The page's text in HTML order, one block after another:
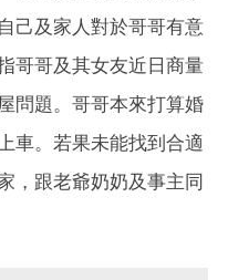
己及家人對於哥哥有意
哥哥及其女友近日商量
問題。哥哥本來打算婚
車。若果未能找到合適
，跟老爺奶奶及事主同